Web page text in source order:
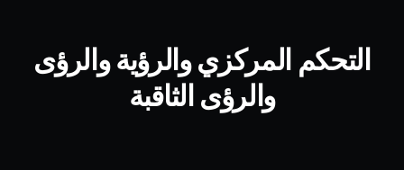
التحكم المركزي والرؤية والرؤى
والرؤى الثاقبة